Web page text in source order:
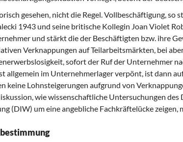
gesehen, nicht die Regel. Vollbeschäftigung, so
1943 und seine britische Kollegin Joan Violet
und stärkt die der Beschäftigten bzw. ihre
Verknappungen auf Teilarbeitsmärkten, bei
sofort der Ruf der Unternehmer
allgemein im Unternehmerlager verpönt, ist dann
keine Lohnsteigerungen aufgrund von
wie wissenschaftliche Untersuchungen
(DIW) um eine angebliche Fachkräftelücke zeigen,